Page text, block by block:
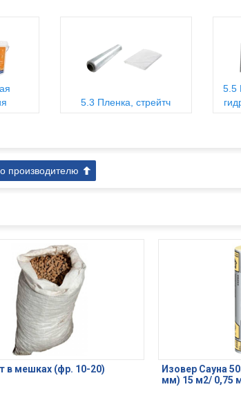
5.3 Пленка, стрейтч
5.5
производителю
в мешках (фр. 10-20)
Изовер Сауна
мм) 15 м2/ 0,75